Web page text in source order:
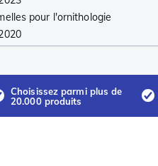
pour l'ornithologie
Choisissez parmi plus de
20.000 produits